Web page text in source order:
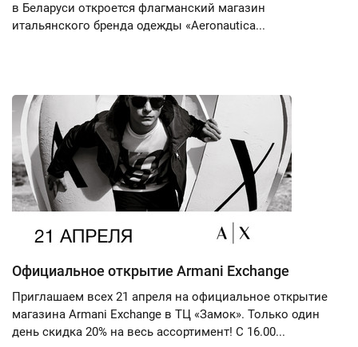
в Беларуси откроется флагманский магазин
итальянского бренда одежды «Aeronautica...
Официальное открытие Armani Exchange
Приглашаем всех 21 апреля на официальное открытие
магазина Armani Exchange в ТЦ «Замок». Только один
день скидка 20% на весь ассортимент! С 16.00...